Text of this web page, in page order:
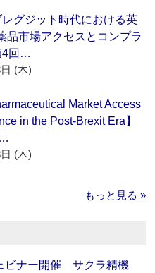
レグジット時代における英
品市場アクセスとコンプラ
4回…
(木)
Market Access
in the Post-Brexit Era】
(木)
もっと見る »
ビナー開催 サクラ精機